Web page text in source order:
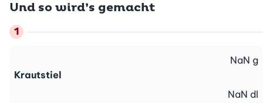
Und so wird’s gemacht
Krautstiel
NaN g
NaN dl